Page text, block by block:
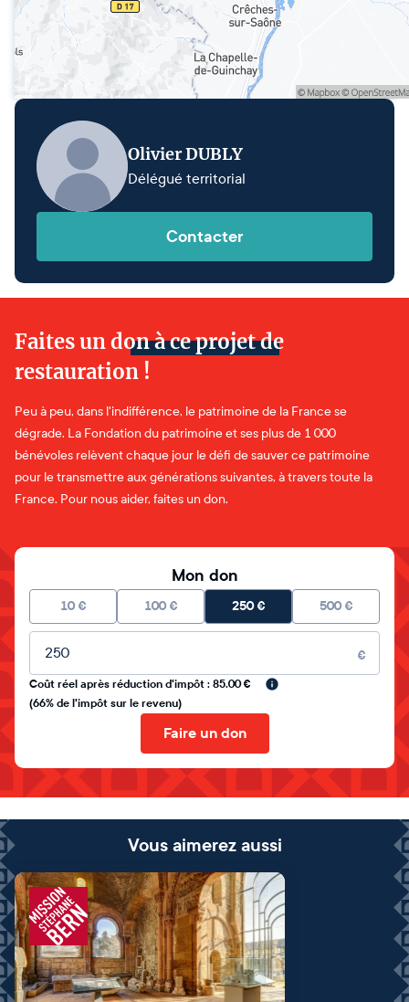
Olivier DUBLY
Délégué territorial
Contacter
Faites un don à ce projet de
restauration !
Peu à peu, dans l'indifférence, le patrimoine de la France se
dégrade. La Fondation du patrimoine et ses plus de 1 000
bénévoles relèvent chaque jour le défi de sauver ce patrimoine
pour le transmettre aux générations suivantes, à travers toute la
France. Pour nous aider, faites un don.
Mon don
10 € 100 € 250€ 500 €
Montant libre
€
Coût réel après réduction d'impôt : 85.00 €
(66% de l'impôt sur le revenu)
Faire un don
Vous aimerez aussi